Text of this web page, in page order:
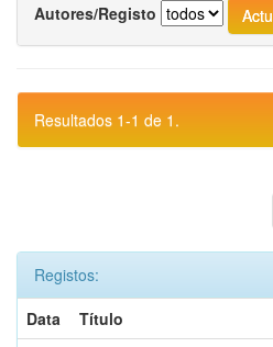
Autores/Registo
Resultados 1-1 de 1.
Registos:
Data
Título